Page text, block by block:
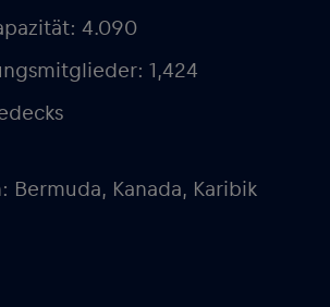
4.090
1,424
Bermuda, Kanada, Karibik